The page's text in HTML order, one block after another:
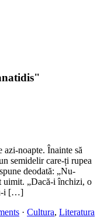
azi-noapte. Înainte să
semidelir care-ți rupea
deodată: „Nu-
uimit. „Dacă-i închizi, o
i […]
· Cultura, Literatura